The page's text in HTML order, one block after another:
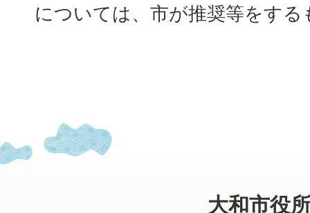
については、市が推奨等をす
大和市役